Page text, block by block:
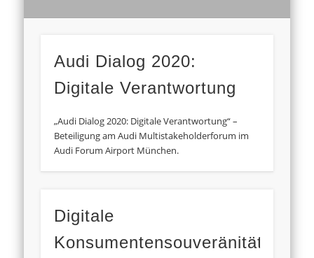
Audi Dialog 2020:
Digitale Verantwortung
„Audi Dialog 2020: Digitale Verantwortung“ –
Beteiligung am Audi Multistakeholderforum im
Audi Forum Airport München.
Digitale
Konsumentensouveränität: